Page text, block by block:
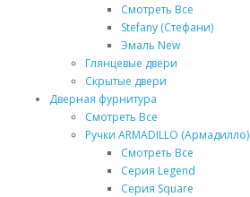
Смотреть Все
Stefany (Стефани)
Эмаль New
Глянцевые двери
Скрытые двери
Дверная фурнитура
Смотреть Все
Ручки ARMADILLO (Армадилло)
Смотреть Все
Серия Legend
Серия Square